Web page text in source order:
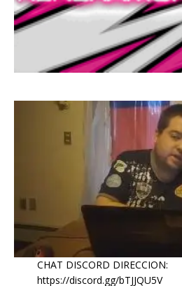
CHAT DISCORD DIRECCION:
https://discord.gg/bTJJQU5V